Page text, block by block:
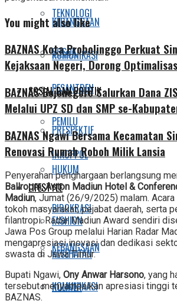
KEBANGSAAN
KOMUNIKASI
PESANTREN
PEMILU
INKOPPOL
LIFESTYLE
FASHION
KESEHATAN
KULINER
TEKNOLOGI
SOSOK
SOSIAL DAN POLITIK
PRESPEKTIF
HUKUM
BIROKRASI
KEBANGSAAN
KOMUNIKASI
You might also like
BAZNAS Kota Probolinggo Perkuat
Kejaksaan Negeri, Dorong
BAZNAS Bojonegoro Salurkan Dana
Melalui UPZ SD dan SMP se-
BAZNAS Ngawi Bersama Kecamatan
Renovasi Rumah Roboh Milik Lansia
Penyerahan penghargaan berlangsung
Ballroom, Aston Madiun Hotel &
Madiun, Jumat (26/9/2025) malam.
tokoh masyarakat, pejabat daerah, serta
filantropi. Radar Madiun Award sendiri
Jawa Pos Group melalui Harian Radar
mengapresiasi inovasi dan dedikasi
swasta di Jawa Timur.
Bupati Ngawi, Ony Anwar Harsono, yang
tersebut menyampaikan apresiasi tinggi
BAZNAS.